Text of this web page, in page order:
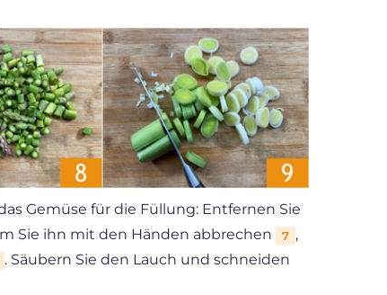
Gemüse für die Füllung: Entfernen Sie
Sie ihn mit den Händen abbrechen
7 ,
. Säubern Sie den Lauch und schneiden